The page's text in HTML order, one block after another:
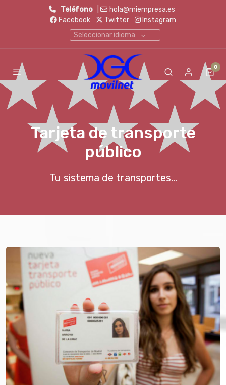
Teléfono
hola@miempresa.es
Facebook
Twitter
Instagram
Seleccionar idioma
0
Tarjeta de transporte
público
Tu sistema de transportes...